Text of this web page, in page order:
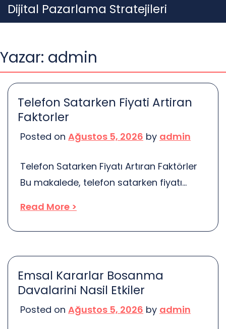
Skip
to
Dijital Pazarlama Stratejileri
Yazar: admin
Telefon Satarken Fiyati Artiran
Faktorler
Posted on Ağustos 5, 2026 by admin
Telefon Satarken Fiyatı Artıran Faktörler
Bu makalede, telefon satarken fiyatı
Modeller, durum, aksesuarlar ve piyasa
trendleri gibi unsurlar, satış fiyatınızı
genellikle daha yüksek fiyatlarla satılır.
Düşünün ki, son model bir telefon almak,
bir arkadaşınıza en son teknolojiyi
Read More >
Emsal Kararlar Bosanma
Davalarini Nasil Etkiler
Posted on Ağustos 5, 2026 by admin